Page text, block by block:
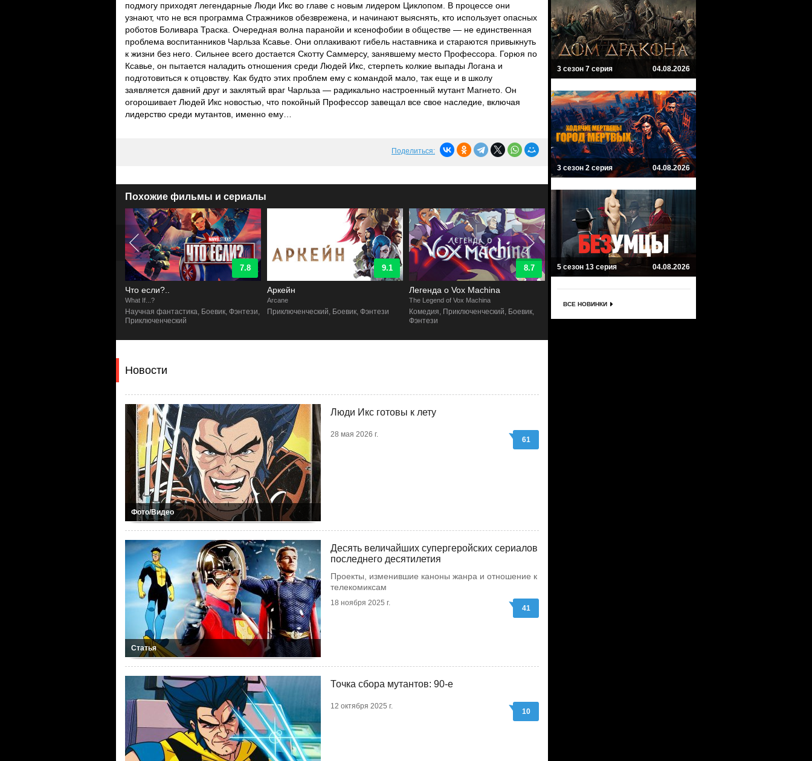
подмогу приходят легендарные Люди Икс во главе с новым лидером Циклопом. В процессе они
узнают, что не вся программа Стражников обезврежена, и начинают выяснять, кто использует опасных
роботов Боливара Траска. Очередная волна паранойи и ксенофобии в обществе — не единственная
проблема воспитанников Чарльза Ксавье. Они оплакивают гибель наставника и стараются привыкнуть
к жизни без него. Сильнее всего достается Скотту Саммерсу, занявшему место Профессора. Горюя по
Ксавье, он пытается наладить отношения среди Людей Икс, стерпеть колкие выпады Логана и
подготовиться к отцовству. Как будто этих проблем ему с командой мало, так еще и в школу
заявляется давний друг и заклятый враг Чарльза — радикально настроенный мутант Магнето. Он
огорошивает Людей Икс новостью, что покойный Профессор завещал все свое наследие, включая
лидерство среди мутантов, именно ему…
Поделиться:
Похожие фильмы и сериалы
7.8
Что если?..
What If...?
Научная фантастика, Боевик, Фэнтези,
Приключенческий
9.1
Аркейн
Arcane
Приключенческий, Боевик, Фэнтези
8.7
Легенда о Vox Machina
The Legend of Vox Machina
Комедия, Приключенческий, Боевик,
Фэнтези
7.3
Осатанелые
Приключенческий
Приключенческий, Боевик,
Новости
Фото/Видео
Люди Икс готовы к лету
28 мая 2026 г.
61
Статья
Десять величайших супергеройских сериалов
последнего десятилетия
Проекты, изменившие каноны жанра и отношение к
телекомиксам
18 ноября 2025 г.
41
Точка сбора мутантов: 90-е
12 октября 2025 г.
10
3 сезон 7 серия 04.08.2026
3 сезон 2 серия 04.08.2026
5 сезон 13 серия 04.08.2026
ВСЕ НОВИНКИ